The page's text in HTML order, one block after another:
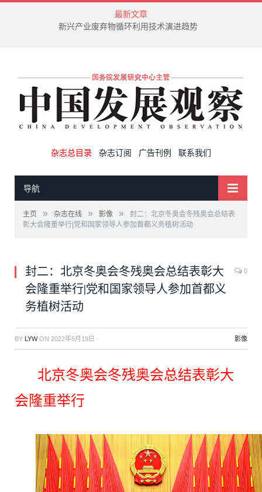
最新文章
新兴产业废弃物循环利用技术演进趋势
杂志总目录 杂志订阅 广告刊例 联系我们
导航
主页 » 杂志在线 » 影像 »
封二：北京冬奥会冬残奥会总结表
彰大会隆重举行|党和国家领导人参加首都义务植树活动
封二：北京冬奥会冬残奥会总结表彰大
会隆重举行|党和国家领导人参加首都义
务植树活动
0
BY LYWON 2022年5月19日 · 影像
北京冬奥会冬残奥会总结表彰大
会隆重举行